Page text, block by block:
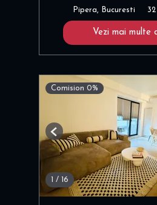
Pipera, Bucuresti
Vezi mai multe
Comision 0%
1 / 16
Previous